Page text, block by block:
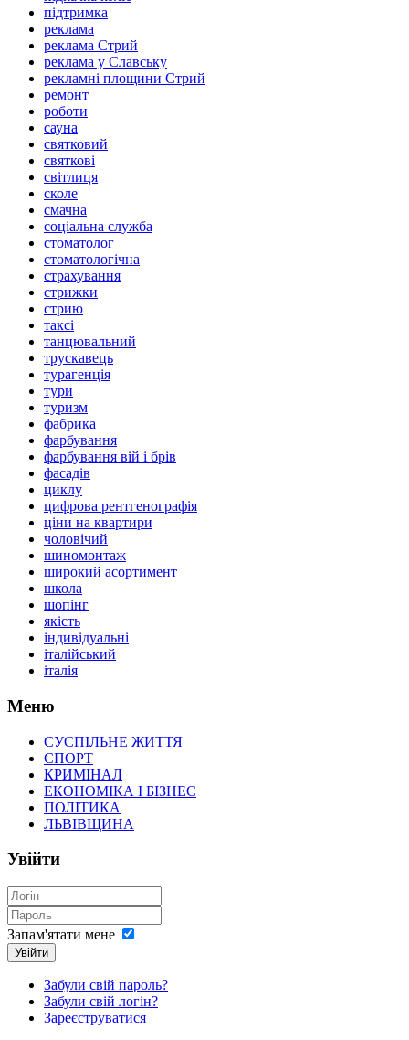
підтримка
реклама
реклама Стрий
реклама у Славську
рекламні площини Стрий
ремонт
роботи
сауна
святковий
святкові
світлиця
сколе
смачна
соціальна служба
стоматолог
стоматологічна
страхування
стрижки
стрию
таксі
танцювальний
трускавець
турагенція
тури
туризм
фабрика
фарбування
фарбування вій і брів
фасадів
циклу
цифрова рентгенографія
ціни на квартири
чоловічий
шиномонтаж
широкий асортимент
школа
шопінг
якість
індивідуальні
італійський
італія
Меню
СУСПІЛЬНЕ ЖИТТЯ
СПОРТ
КРИМІНАЛ
ЕКОНОМІКА І БІЗНЕС
ПОЛІТИКА
ЛЬВІВЩИНА
Увійти
Запам'ятати мене
Увійти
Забули свій пароль?
Забули свій логін?
Зареєструватися